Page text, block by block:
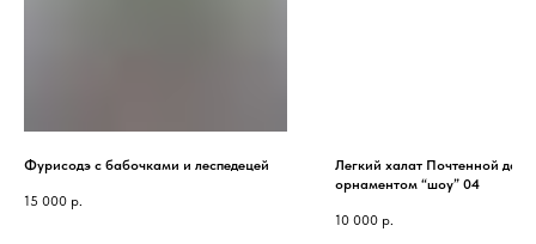
Фурисодэ с бабочками и леспедецей
15 000 р.
Легкий халат Почтенной
орнаментом “шоу” 04
10 000 р.